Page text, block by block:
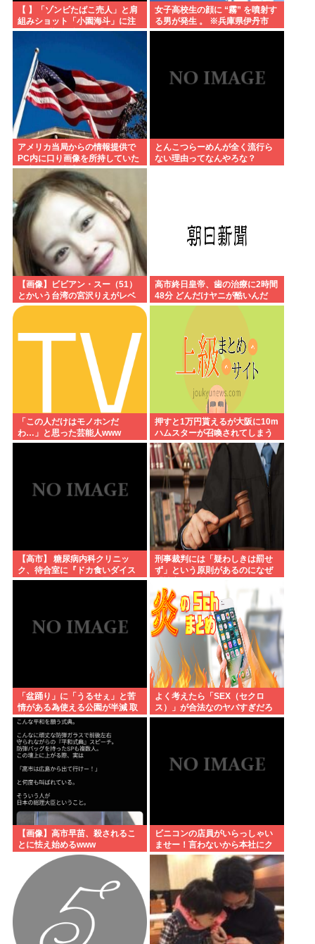
【 】「ゾンビたばこ売人」と肩
組みショット「小園海斗」に注
がれる”厳しい視線” 「レギュラ
女子高校生の顔に “霧” を噴射す
る男が発生 。 ※兵庫県伊丹市
アメリカ当局からの情報提供で
PC内に口り画像を所持していた
日本人男を逮捕
とんこつらーめんが全く流行ら
ない理由ってなんやろな？
【画像】ビビアン・スー（51）
とかいう台湾の宮沢りえがレベ
チすぎる
高市終日皇帝、歯の治療に2時間
48分 どんだけヤニが酷いんだ
「この人だけはモノホンだ
わ…」と思った芸能人www
押すと1万円貰えるが大阪に10m
ハムスターが召喚されてしまう
ボタン
【高市】 糖尿病内科クリニッ
ク、待合室に『ドカ食いダイス
キ！もちづきさん』を置いてし
刑事裁判には「疑わしきは罰せ
ず」という原則があるのになぜ
う確かめようが無いもので有罪
になるの？
「盆踊り」に「うるせぇ」と苦
情がある為使える公園が半減 取
材ではうるさいと答える住民は
おらず こどおじみたいのが電話
してんだろな
よく考えたら「SEX（セクロ
ス）」が合法なのヤバすぎだろ
【画像】高市早苗、殺されるこ
とに怯え始めるwww
ビニコンの店員がいらっしゃい
ませー！言わないから本社にク
レームいれてやりましたよ！
www